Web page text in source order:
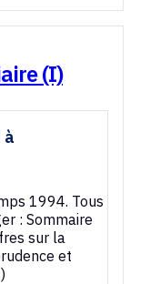
(I)
1994. Tous
: Sommaire
sur la
et